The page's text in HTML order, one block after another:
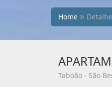
Home
Taboão - São